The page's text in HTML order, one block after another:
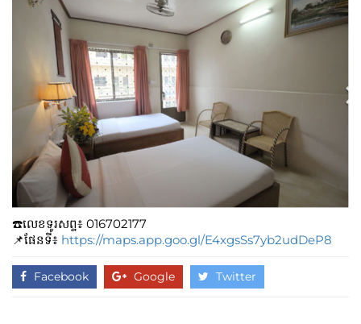
☎️លេខទូរសព្ទ៖​​ 016702177
📌ផែនទី៖ https://maps.app.goo.gl/E4xgsSs7yb2udDeP8
Facebook Google Twitter